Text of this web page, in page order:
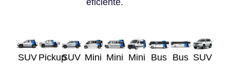
eficiente.
SUV PickupSUV Mini Mini Mini
Bus
Bus SUV